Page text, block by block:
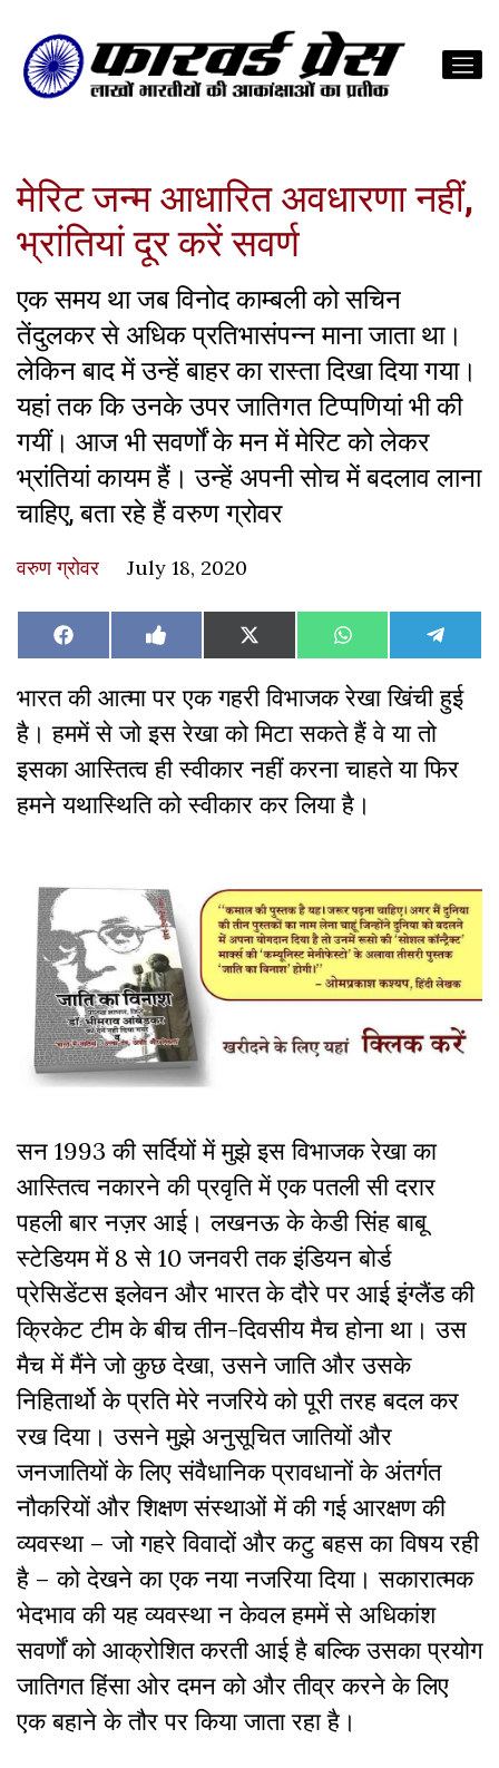
मेरिट जन्म आधारित अवधारणा नहीं,
भ्रांतियां दूर करें सवर्ण
एक समय था जब विनोद काम्बली को सचिन
तेंदुलकर से अधिक प्रतिभासंपन्न माना जाता था।
लेकिन बाद में उन्हें बाहर का रास्ता दिखा दिया गया।
यहां तक कि उनके उपर जातिगत टिप्पणियां भी की
गयीं। आज भी सवर्णों के मन में मेरिट को लेकर
भ्रांतियां कायम हैं। उन्हें अपनी सोच में बदलाव लाना
चाहिए, बता रहे हैं वरुण ग्रोवर
वरुण ग्रोवर July 18, 2020
Share
on
Facebook Share
on
Like
on
Share
on
X
(Twitter)
Share
on
WhatsAppShare
on
भारत की आत्मा पर एक गहरी विभाजक रेखा खिंची हुई
है। हममें से जो इस रेखा को मिटा सकते हैं वे या तो
इसका आस्तित्व ही स्वीकार नहीं करना चाहते या फिर
हमने यथास्थिति को स्वीकार कर लिया है।
सन 1993 की सर्दियों में मुझे इस विभाजक रेखा का
आस्तित्व नकारने की प्रवृति में एक पतली सी दरार
पहली बार नज़र आई। लखनऊ के केडी सिंह बाबू
स्टेडियम में 8 से 10 जनवरी तक इंडियन बोर्ड
प्रेसिडेंटस इलेवन और भारत के दौरे पर आई इंग्लैंड की
क्रिकेट टीम के बीच तीन-दिवसीय मैच होना था। उस
मैच में मैंने जो कुछ देखा, उसने जाति और उसके
निहितार्थो के प्रति मेरे नजरिये को पूरी तरह बदल कर
रख दिया। उसने मुझे अनुसूचित जातियों और
जनजातियों के लिए संवैधानिक प्रावधानों के अंतर्गत
नौकरियों और शिक्षण संस्थाओं में की गई आरक्षण की
व्यवस्था – जो गहरे विवादों और कटु बहस का विषय रही
है – को देखने का एक नया नजरिया दिया। सकारात्मक
भेदभाव की यह व्यवस्था न केवल हममें से अधिकांश
सवर्णों को आक्रोशित करती आई है बल्कि उसका प्रयोग
जातिगत हिंसा ओर दमन को और तीव्र करने के लिए
एक बहाने के तौर पर किया जाता रहा है।